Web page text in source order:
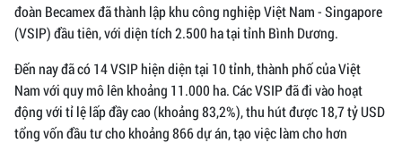
đoàn Becamex đã thành lập khu công nghiệp Việt Nam - Singapore
(VSIP) đầu tiên, với diện tích 2.500 ha tại tỉnh Bình Dương.
Đến nay đã có 14 VSIP hiện diện tại 10 tỉnh, thành phố của Việt
Nam với quy mô lên khoảng 11.000 ha. Các VSIP đã đi vào hoạt
động với tỉ lệ lấp đầy cao (khoảng 83,2%), thu hút được 18,7 tỷ USD
tổng vốn đầu tư cho khoảng 866 dự án, tạo việc làm cho hơn